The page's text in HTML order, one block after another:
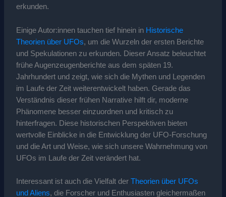
erkunden.
Einige Autor:innen tauchen tief hinein in Historische
Theorien über UFOs, um die Wurzeln der ersten Berichte
und Spekulationen zu erkunden. Dieser Ansatz beleuchtet
frühe Augenzeugenberichte aus dem späten 19.
Jahrhundert und zeigt, wie sich die Mythen und Legenden
im Laufe der Zeit weiterentwickelt haben. Gerade das
Verständnis dieser frühen Narrative hilft dir, moderne
Phänomene besser einzuordnen und kritisch zu
hinterfragen. Diese historischen Perspektiven bieten
wertvolle Einblicke in die Entwicklung der UFO-Forschung
und die Art und Weise, wie sich unsere Wahrnehmung von
UFOs im Laufe der Zeit verändert hat.
Interessant ist auch die Vielfalt der Theorien über UFOs
und Aliens, die Forscher und Enthusiasten gleichermaßen